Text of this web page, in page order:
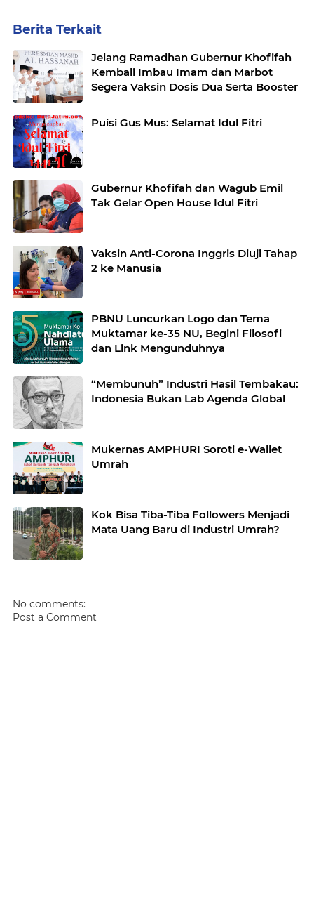
Berita Terkait
Jelang Ramadhan Gubernur Khofifah
Kembali Imbau Imam dan Marbot
Segera Vaksin Dosis Dua Serta Booster
Puisi Gus Mus: Selamat Idul Fitri
Gubernur Khofifah dan Wagub Emil
Tak Gelar Open House Idul Fitri
Vaksin Anti-Corona Inggris Diuji Tahap
2 ke Manusia
PBNU Luncurkan Logo dan Tema
Muktamar ke-35 NU, Begini Filosofi
dan Link Mengunduhnya
“Membunuh” Industri Hasil Tembakau:
Indonesia Bukan Lab Agenda Global
Mukernas AMPHURI Soroti e-Wallet
Umrah
Kok Bisa Tiba-Tiba Followers Menjadi
Mata Uang Baru di Industri Umrah?
No comments:
Post a Comment